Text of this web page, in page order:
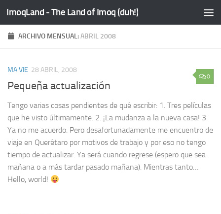
Saltar al contenido
ImoqLand - The Land of Imoq (duh!)
ARCHIVO MENSUAL:ABRIL 2008
0
MA VIE 28 ABRIL, 2008
Pequeña actualización
Tengo varias cosas pendientes de qué escribir: 1. Tres películas
que he visto últimamente. 2. ¡La mudanza a la nueva casa! 3.
Ya no me acuerdo. Pero desafortunadamente me encuentro de
viaje en Querétaro por motivos de trabajo y por eso no tengo
tiempo de actualizar. Ya será cuando regrese (espero que sea
mañana o a más tardar pasado mañana). Mientras tanto…
Hello, world!